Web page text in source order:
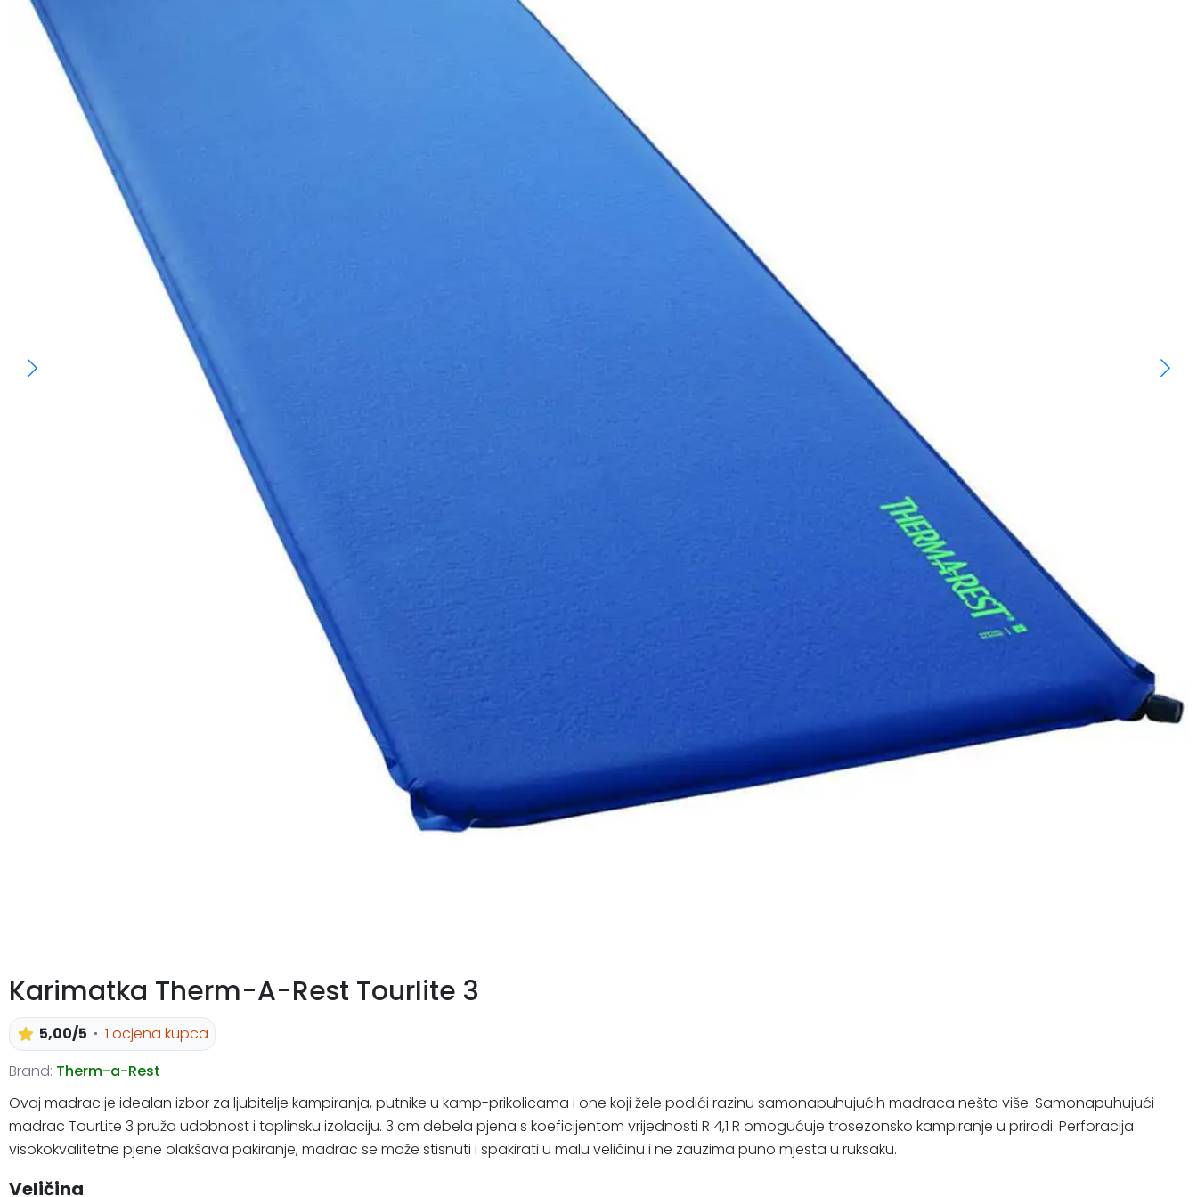
Karimatka Therm-A-Rest Tourlite 3
5,00/5
1 ocjena kupca
Brand: Therm-a-Rest
Ovaj madrac je idealan izbor za ljubitelje kampiranja, putnike u kamp-prikolicama i one koji žele podići razinu samonapuhujućih madraca nešto više. Samonapuhujući
madrac TourLite 3 pruža udobnost i toplinsku izolaciju. 3 cm debela pjena s koeficijentom vrijednosti R 4,1 R omogućuje trosezonsko kampiranje u prirodi. Perforacija
visokokvalitetne pjene olakšava pakiranje, madrac se može stisnuti i spakirati u malu veličinu i ne zauzima puno mjesta u ruksaku.
Veličina